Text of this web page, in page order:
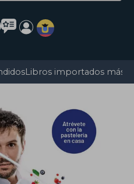
Libros importados más